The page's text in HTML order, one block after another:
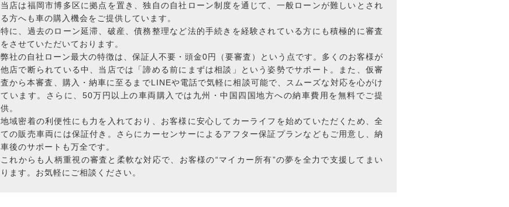
当店は福岡市博多区に拠点を置き、独自の自社ローン制度を通じて、一般ローンが難しいとされ
る方へも車の購入機会をご提供しています。
特に、過去のローン延滞、破産、債務整理など法的手続きを経験されている方にも積極的に審査
をさせていただいております。
弊社の自社ローン最大の特徴は、保証人不要・頭金0円（要審査）という点です。多くのお客様が
他店で断られている中、当店では「諦める前にまずは相談」という姿勢でサポート。また、仮審
査から本審査、購入・納車に至るまでLINEや電話で気軽に相談可能で、スムーズな対応を心がけ
ています。さらに、50万円以上の車両購入では九州・中国四国地方への納車費用を無料でご提
供。
地域密着の利便性にも力を入れており、お客様に安心してカーライフを始めていただくため、全
ての販売車両には保証付き。さらにカーセンサーによるアフター保証プランなどもご用意し、納
車後のサポートも万全です。
これからも人柄重視の審査と柔軟な対応で、お客様の“マイカー所有”の夢を全力で支援してまい
ります。お気軽にご相談ください。